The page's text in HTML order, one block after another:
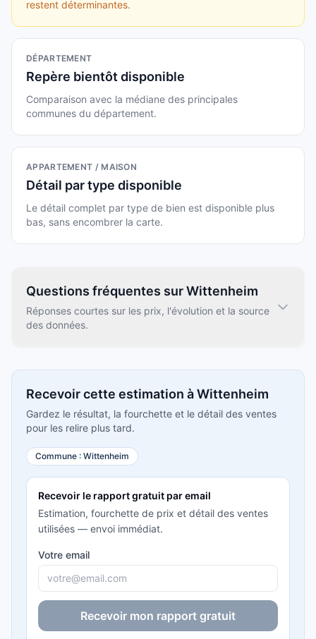
restent déterminantes.
DÉPARTEMENT
Repère bientôt disponible
Comparaison avec la médiane des principales
communes du département.
APPARTEMENT / MAISON
Détail par type disponible
Le détail complet par type de bien est disponible plus
bas, sans encombrer la carte.
Questions fréquentes sur Wittenheim
Réponses courtes sur les prix, l'évolution et la source
des données.
Recevoir cette estimation à Wittenheim
Gardez le résultat, la fourchette et le détail des ventes
pour les relire plus tard.
Commune : Wittenheim
Recevoir le rapport gratuit par email
Estimation, fourchette de prix et détail des ventes
utilisées — envoi immédiat.
Votre email
Recevoir mon rapport gratuit